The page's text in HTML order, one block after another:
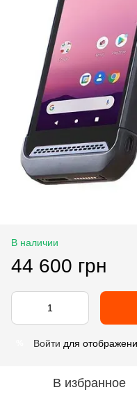
В наличии
44 600 грн
Войти для
В избранное